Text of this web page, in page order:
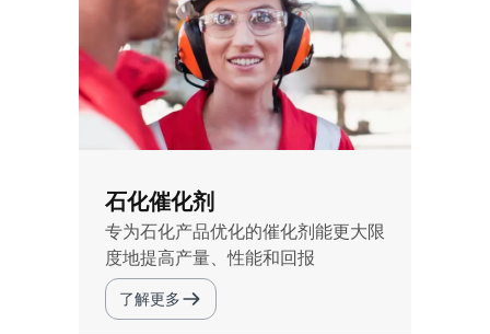
石化催化剂
专为石化产品优化的催化剂能更大限
度地提高产量、性能和回报
了解更多